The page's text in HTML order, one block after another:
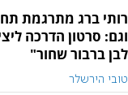
רותי ברג מתרגמת
וגם: סרטון הדרכה
לבן ברבור שחור"
טובי הירשלר